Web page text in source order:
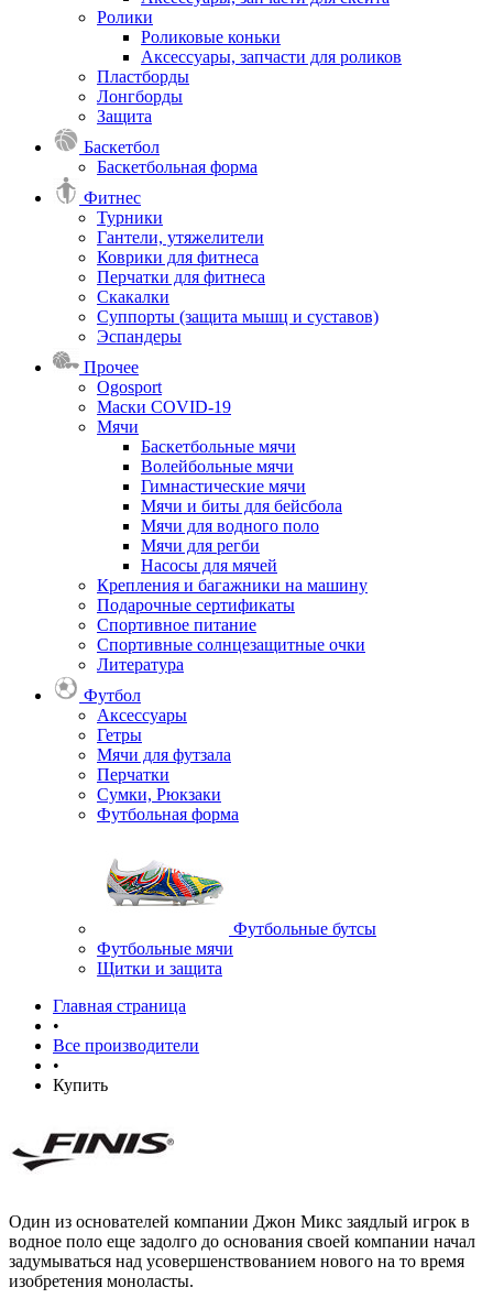
Ролики
Роликовые коньки
Аксессуары, запчасти для роликов
Пластборды
Лонгборды
Защита
Баскетбол
Баскетбольная форма
Фитнес
Турники
Гантели, утяжелители
Коврики для фитнеса
Перчатки для фитнеса
Скакалки
Суппорты (защита мышц и суставов)
Эспандеры
Прочее
Ogosport
Маски COVID-19
Мячи
Баскетбольные мячи
Волейбольные мячи
Гимнастические мячи
Мячи и биты для бейсбола
Мячи для водного поло
Мячи для регби
Насосы для мячей
Крепления и багажники на машину
Подарочные сертификаты
Спортивное питание
Спортивные солнцезащитные очки
Литература
Футбол
Аксессуары
Гетры
Мячи для футзала
Перчатки
Сумки, Рюкзаки
Футбольная форма
Футбольные бутсы
Футбольные мячи
Щитки и защита
Главная страница
•
Все производители
•
Купить
Один из основателей компании Джон Микс заядлый игрок в
водное поло еще задолго до основания своей компании начал
задумываться над усовершенствованием нового на то время
изобретения моноласты.